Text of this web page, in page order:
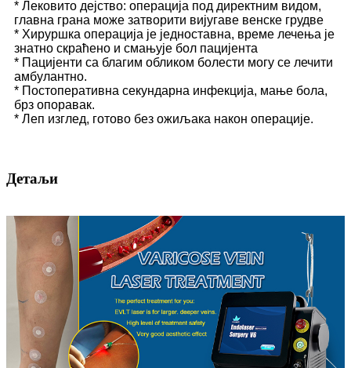
* Лековито дејство: операција под директним видом,
главна грана може затворити вијугаве венске грудве
* Хируршка операција је једноставна, време лечења је
знатно скраћено и смањује бол пацијента
* Пацијенти са благим обликом болести могу се лечити
амбулантно.
* Постоперативна секундарна инфекција, мање бола,
брз опоравак.
* Леп изглед, готово без ожиљака након операције.
Детаљи